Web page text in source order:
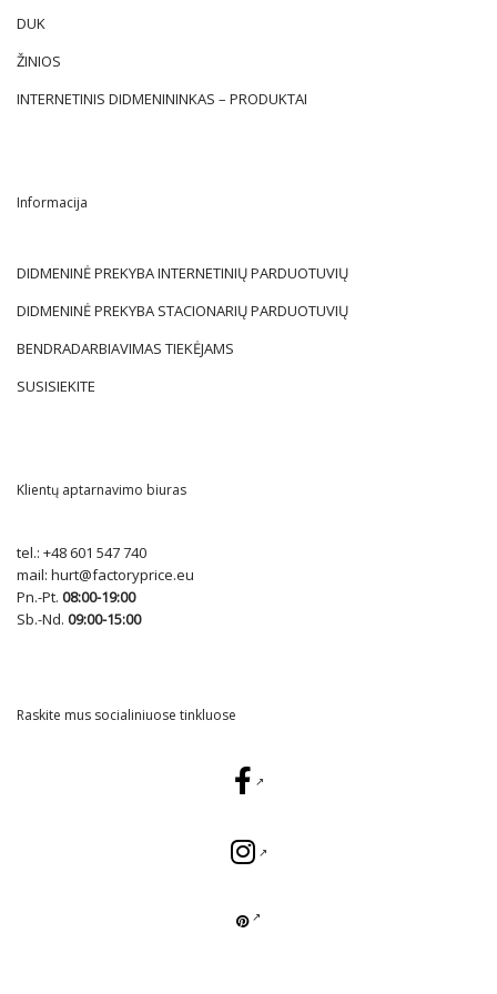
DUK
ŽINIOS
INTERNETINIS DIDMENININKAS – PRODUKTAI
Informacija
DIDMENINĖ PREKYBA INTERNETINIŲ PARDUOTUVIŲ
DIDMENINĖ PREKYBA STACIONARIŲ PARDUOTUVIŲ
BENDRADARBIAVIMAS TIEKĖJAMS
SUSISIEKITE
Klientų aptarnavimo biuras
tel.: +48 601 547 740
mail: hurt@factoryprice.eu
Pn.-Pt. 08:00-19:00
Sb.-Nd. 09:00-15:00
Raskite mus socialiniuose tinkluose